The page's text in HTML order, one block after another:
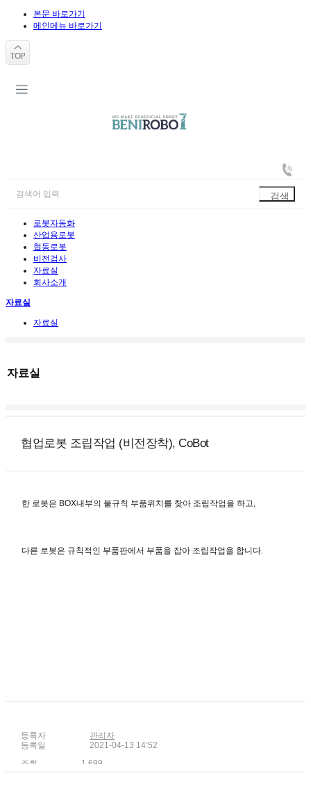
본문 바로가기
메인메뉴 바로가기
로봇자동화
산업용로봇
협동로봇
비전검사
자료실
회사소개
자료실
자료실
자료실
협업로봇 조립작업 (비전장착), CoBot
한 로봇은 BOX내부의 불규칙 부품위치를 찾아 조립작업을 하고,
다른 로봇은 규칙적인 부품판에서 부품을 잡아 조립작업을 합니다.
등록자
관리자
등록일
2021-04-13 14:52
조회
1,699